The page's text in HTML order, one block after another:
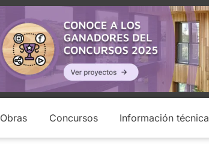
Obras Concursos Información técnica